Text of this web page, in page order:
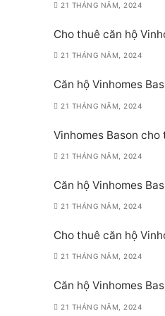
21 THÁNG NĂM, 2024
Cho thuê căn hộ
21 THÁNG NĂM, 2024
Căn hộ Vinhomes
21 THÁNG NĂM, 2024
Vinhomes Bason
21 THÁNG NĂM, 2024
Căn hộ Vinhomes
21 THÁNG NĂM, 2024
Cho thuê căn hộ
21 THÁNG NĂM, 2024
Căn hộ Vinhomes
21 THÁNG NĂM, 2024